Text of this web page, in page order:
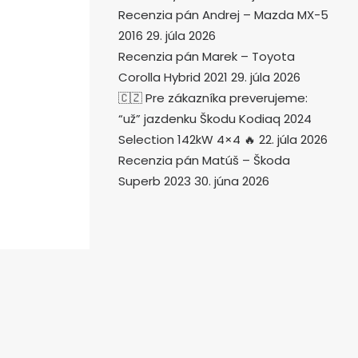
Recenzia pán Andrej – Mazda MX-5
2016 29. júla 2026
Recenzia pán Marek – Toyota
Corolla Hybrid 2021 29. júla 2026
🇨🇿 Pre zákazníka preverujeme:
“už” jazdenku Škodu Kodiaq 2024
Selection 142kW 4×4 🔥 22. júla 2026
Recenzia pán Matúš – Škoda
Superb 2023 30. júna 2026